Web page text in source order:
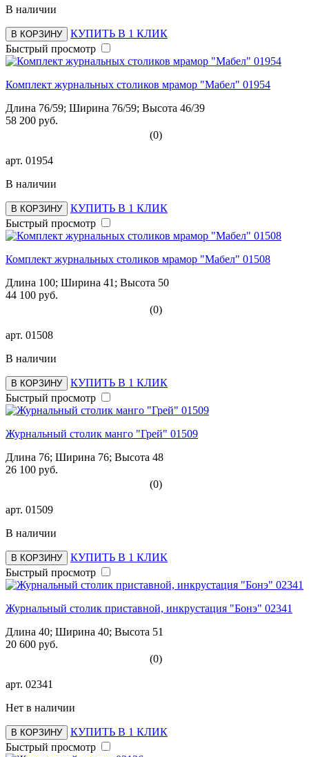
В наличии
В КОРЗИНУ
КУПИТЬ В 1 КЛИК
Быстрый просмотр
Комплект журнальных столиков мрамор "Мабел" 01954
Длина 76/59; Ширина 76/59; Высота 46/39
58 200 руб.
(0)
арт. 01954
В наличии
В КОРЗИНУ
КУПИТЬ В 1 КЛИК
Быстрый просмотр
Комплект журнальных столиков мрамор "Мабел" 01508
Длина 100; Ширина 41; Высота 50
44 100 руб.
(0)
арт. 01508
В наличии
В КОРЗИНУ
КУПИТЬ В 1 КЛИК
Быстрый просмотр
Журнальный столик манго "Грей" 01509
Длина 76; Ширина 76; Высота 48
26 100 руб.
(0)
арт. 01509
В наличии
В КОРЗИНУ
КУПИТЬ В 1 КЛИК
Быстрый просмотр
Журнальный столик приставной, инкрустация "Бонэ" 02341
Длина 40; Ширина 40; Высота 51
20 600 руб.
(0)
арт. 02341
Нет в наличии
В КОРЗИНУ
КУПИТЬ В 1 КЛИК
Быстрый просмотр